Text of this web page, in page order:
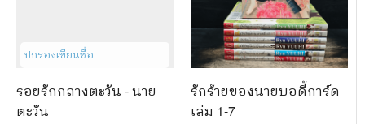
ปกรองเขียนชื่อ
รอยรักกลางตะวัน - นาย
ตะวัน
รักร้ายของนายบอดี้การ์ด
เล่ม 1-7